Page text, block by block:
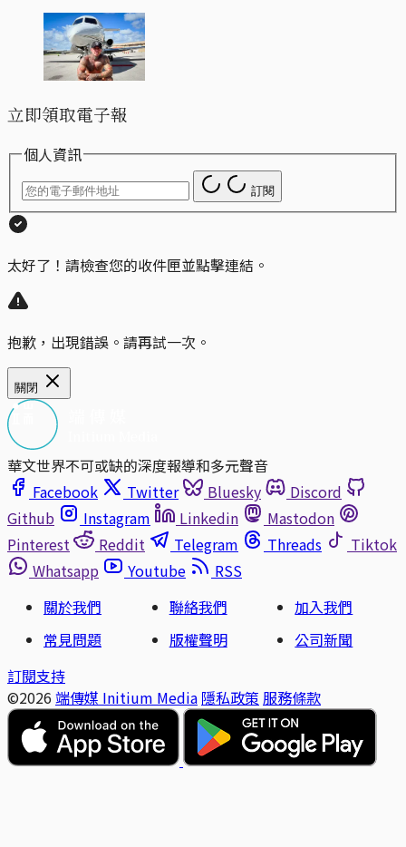
立即領取電子報
個人資訊
訂閱
太好了！請檢查您的收件匣並點擊連結。
抱歉，出現錯誤。請再試一次。
關閉
華文世界不可或缺的深度報導和多元聲音
Facebook
Twitter Bluesky
Discord
Github
Instagram Linkedin
Mastodon
Pinterest
Reddit Telegram Threads
Tiktok
Whatsapp
Youtube
RSS
關於我們
聯絡我們
加入我們
常見問題
版權聲明
公司新聞
訂閱支持
©2026 端傳媒 Initium Media 隱私政策 服務條款